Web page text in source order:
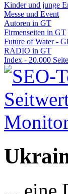
Kinder und junge
Messe und Event
Autoren in GT
Firmenseiten in GT
Future of Water -
RADIO in GT
Index - 20.000